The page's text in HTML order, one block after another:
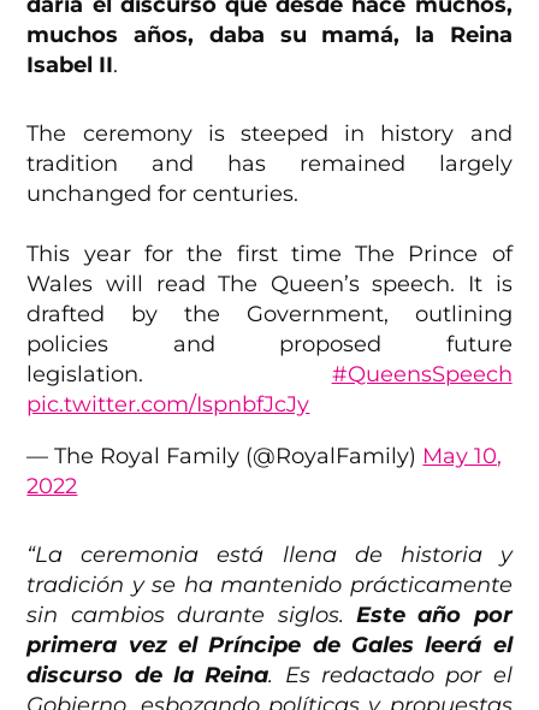
muchos años, daba su mamá, la Reina
Isabel II.
The ceremony is steeped in history and
tradition and has remained largely
unchanged for centuries.
This year for the first time The Prince of
Wales will read The Queen’s speech. It is
drafted by the Government, outlining
policies and proposed future
legislation. #QueensSpeech
pic.twitter.com/IspnbfJcJy
— The Royal Family (@RoyalFamily) May 10,
2022
“La ceremonia está llena de historia y
tradición y se ha mantenido prácticamente
sin cambios durante siglos. Este año por
primera vez el Príncipe de Gales leerá el
discurso de la Reina. Es redactado por el
Gobierno, esbozando políticas y propuestas